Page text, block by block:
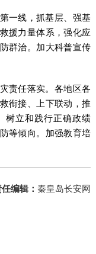
一线，抓基层、强基
援力量体系，强化应
群治。加大科普宣传
责任落实。各地区各
衔接、上下联动，推
树立和践行正确政绩
等倾向。加强教育培
任编辑：秦皇岛长安网